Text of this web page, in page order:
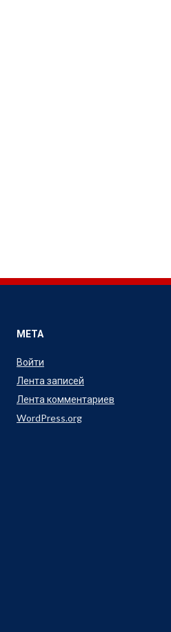
МЕТА
Войти
Лента записей
Лента комментариев
WordPress.org